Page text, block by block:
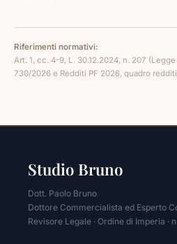
Riferimenti normativi:
Art. 1, cc. 4-9, L. 30.12.2024, n. 207
730/2026 e Redditi PF 2026, quadro
Studio Bruno
Dott. Paolo Bruno
Dottore Commercialista ed Esperto
Revisore Legale · Ordine di Imperia ·